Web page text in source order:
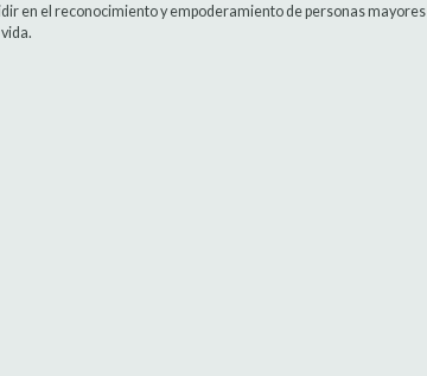
en el reconocimiento y empoderamiento de personas mayores